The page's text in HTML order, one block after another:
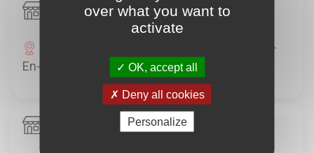
Axa - M TORRES MUNAR JOSEPH
1 AVENUE MARTINAUD DEPLAT 13100 Aix-
En-Provence
Axa - M. AMMOUR MATHIEU
over what you want to
activate
OK, accept all
Deny all cookies
Personalize